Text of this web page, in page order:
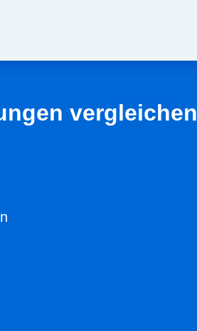
vergleichen